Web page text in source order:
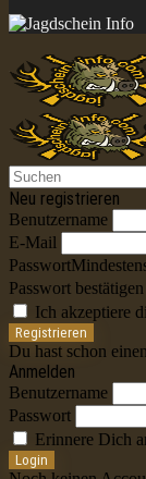
Neu registrieren
Benutzername
E-Mail
Passwort
Passwort bestätigen
Ich akzeptiere
Registrieren
Du hast schon
Anmelden
Benutzername
Passwort
Erinnere Dich
Login